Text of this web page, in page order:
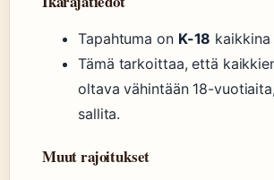
Tapahtuma on K-18 kaikkina
Tämä tarkoittaa, että
oltava vähintään 18-
sallita.
Muut rajoitukset